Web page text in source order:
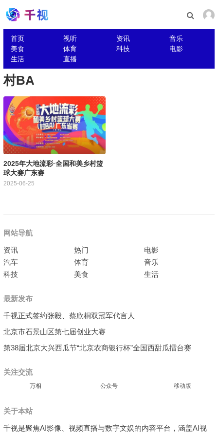
首页 视听 资讯
音乐
美食
体育 科技
电影
生活
直播
村BA
2025年大地流彩·全国和美乡村篮
球大赛广东赛
2025-06-25
网站导航
资讯 热门
电影
汽车
体育
音乐
科技
美食 生活
最新发布
千视正式签约张毅、蔡欣桐双冠军代言人
北京市石景山区第七届创业大赛
第38届北京大兴西瓜节“北京农商银行杯”全国西甜瓜擂台赛
关注交流
万相 公众号 移动版
关于本站
千视是聚焦AI影像、视频直播与数字文娱的内容平台，涵盖AI视